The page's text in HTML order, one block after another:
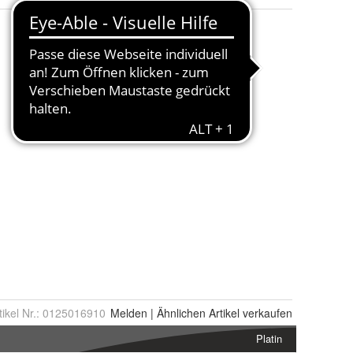
Nr.: 0125016910 Melden | Ähnlichen Artikel verkaufen
Platin